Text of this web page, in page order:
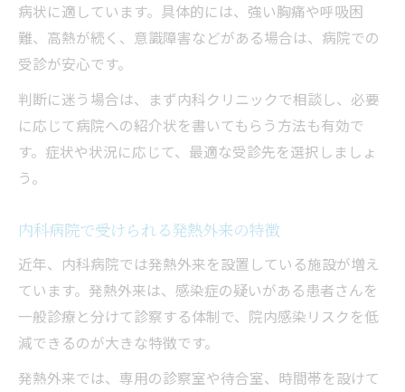
病状に適しています。具体的には、強い胸痛や呼吸困
難、高熱が続く、意識障害などがある場合は、病院での
受診が安心です。
判断に迷う場合は、まず内科クリニックで相談し、必要
に応じて病院への紹介状を書いてもらう方法も有効で
す。症状や状況に応じて、最適な受診先を選択しましょ
う。
内科病院で受けられる発熱外来の特徴
近年、内科病院では発熱外来を設置している施設が増え
ています。発熱外来は、感染症の疑いがある患者さんを
一般診療と分けて診察する体制で、院内感染リスクを低
減できるのが大きな特徴です。
発熱外来では、専用の診察室や待合室、時間帯を設けて